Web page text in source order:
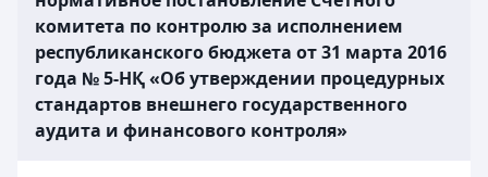
комитета по контролю за исполнением
республиканского бюджета от 31 марта 2016
года № 5-НҚ «Об утверждении процедурных
стандартов внешнего государственного
аудита и финансового контроля»